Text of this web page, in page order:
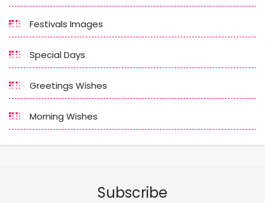
Festivals Images
Special Days
Greetings Wishes
Morning Wishes
Subscribe